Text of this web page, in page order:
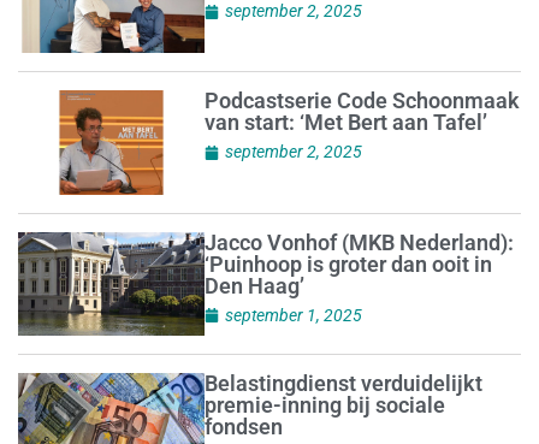
september 2, 2025
Podcastserie Code Schoonmaak
van start: ‘Met Bert aan Tafel’
september 2, 2025
Jacco Vonhof (MKB Nederland):
‘Puinhoop is groter dan ooit in
Den Haag’
september 1, 2025
Belastingdienst verduidelijkt
premie-inning bij sociale
fondsen